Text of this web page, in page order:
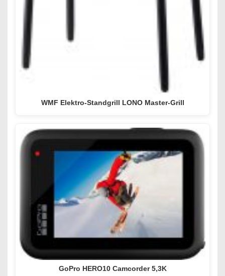
WMF Elektro-Standgrill LONO Master-Grill
GoPro HERO10 Camcorder 5,3K